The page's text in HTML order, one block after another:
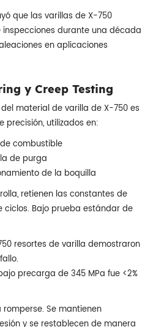
que las varillas de X-750
inspecciones durante una década
en aplicaciones
y Creep Testing
material de varilla de X-750 es
precisión, utilizados en:
combustible
de purga
de la boquilla
retienen las constantes de
ciclos. Bajo prueba estándar de
resortes de varilla demostraron
precarga de 345 MPa fue <2%
romperse. Se mantienen
y se restablecen de manera